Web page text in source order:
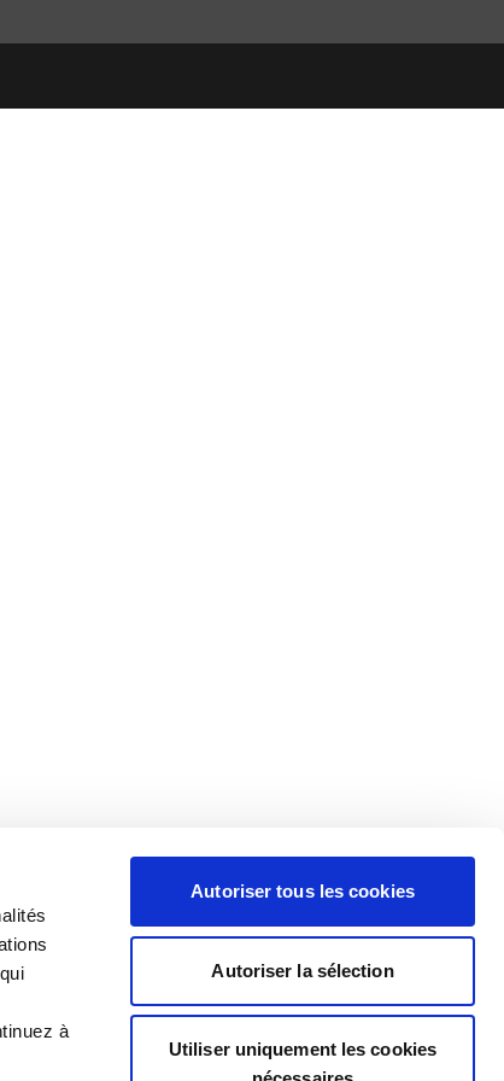
à
Autoriser tous les cookies
Autoriser la sélection
Utiliser uniquement les cookies